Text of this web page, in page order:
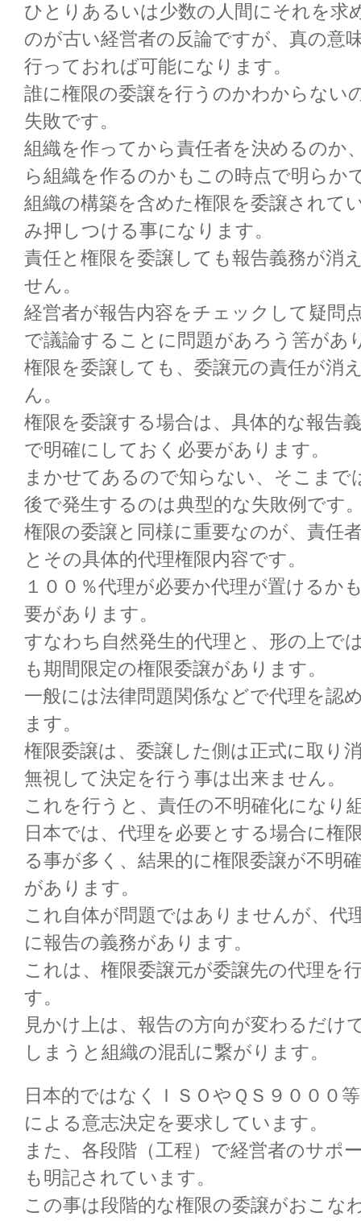
ひとりあるいは少数の人間にそれを求
のが古い経営者の反論ですが、真の意
行っておれば可能になります。
誰に権限の委譲を行うのかわからない
失敗です。
組織を作ってから責任者を決めるのか
ら組織を作るのかもこの時点で明らか
組織の構築を含めた権限を委譲されて
み押しつける事になります。
責任と権限を委譲しても報告義務が消
せん。
経営者が報告内容をチェックして疑問
で議論することに問題があろう筈があ
権限を委譲しても、委譲元の責任が消
ん。
権限を委譲する場合は、具体的な報告
で明確にしておく必要があります。
まかせてあるので知らない、そこまで
後で発生するのは典型的な失敗例です
権限の委譲と同様に重要なのが、責任
とその具体的代理権限内容です。
１００％代理が必要か代理が置けるか
要があります。
すなわち自然発生的代理と、形の上で
も期間限定の権限委譲があります。
一般には法律問題関係などで代理を認
ます。
権限委譲は、委譲した側は正式に取り
無視して決定を行う事は出来ません。
これを行うと、責任の不明確化になり
日本では、代理を必要とする場合に権
る事が多く、結果的に権限委譲が不明
があります。
これ自体が問題ではありませんが、代
に報告の義務があります。
これは、権限委譲元が委譲先の代理を
す。
見かけ上は、報告の方向が変わるだけ
しまうと組織の混乱に繋がります。
日本的ではなくＩＳＯやＱＳ９０００
による意志決定を要求しています。
また、各段階（工程）で経営者のサポ
も明記されています。
この事は段階的な権限の委譲がおこな